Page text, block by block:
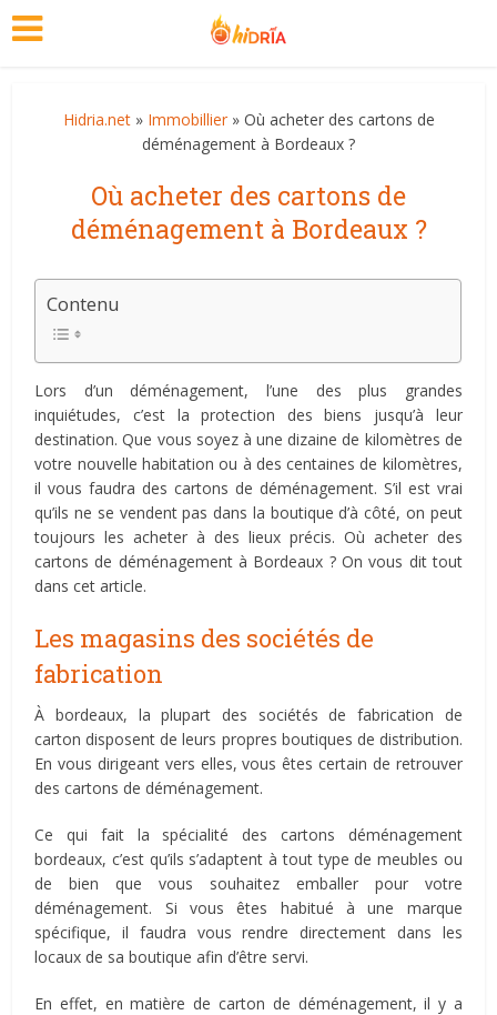
Hidria.net» Immobillier» Où acheter des cartons de
déménagement à Bordeaux ?
Où acheter des cartons de
déménagement à Bordeaux ?
Contenu
Lors d’un déménagement, l’une des plus grandes
inquiétudes, c’est la protection des biens jusqu’à leur
destination. Que vous soyez à une dizaine de kilomètres de
votre nouvelle habitation ou à des centaines de kilomètres,
il vous faudra des cartons de déménagement. S’il est vrai
qu’ils ne se vendent pas dans la boutique d’à côté, on peut
toujours les acheter à des lieux précis. Où acheter des
cartons de déménagement à Bordeaux ? On vous dit tout
dans cet article.
Les magasins des sociétés de
fabrication
À bordeaux, la plupart des sociétés de fabrication de
carton disposent de leurs propres boutiques de distribution.
En vous dirigeant vers elles, vous êtes certain de retrouver
des cartons de déménagement.
Ce qui fait la spécialité des cartons déménagement
bordeaux, c’est qu’ils s’adaptent à tout type de meubles ou
de bien que vous souhaitez emballer pour votre
déménagement. Si vous êtes habitué à une marque
spécifique, il faudra vous rendre directement dans les
locaux de sa boutique afin d’être servi.
En effet, en matière de carton de déménagement, il y a